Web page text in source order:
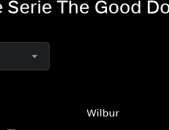
Serie The Good
Wilbur